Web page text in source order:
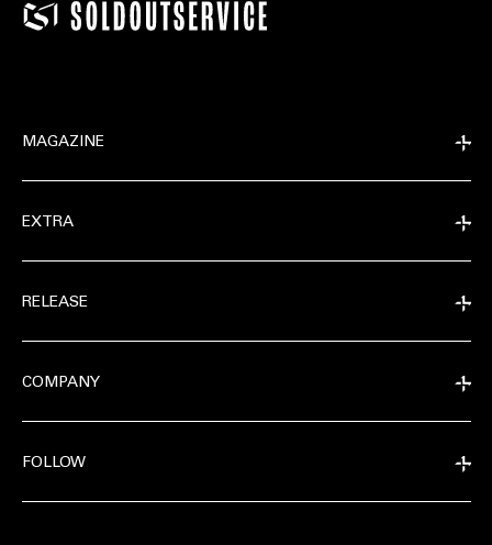
MAGAZINE
EXTRA
RELEASE
COMPANY
FOLLOW